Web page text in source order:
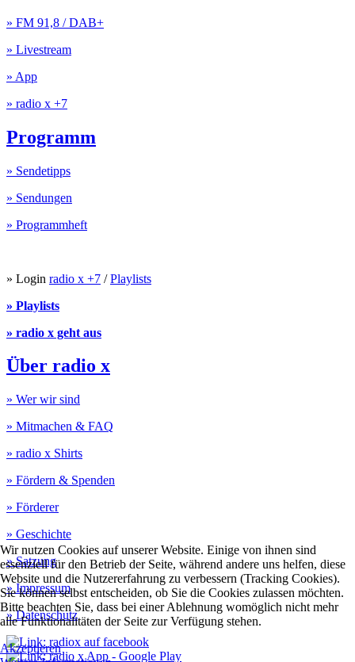
» FM 91,8 / DAB+
» Livestream
» App
» radio x +7
Programm
» Sendetipps
» Sendungen
» Programmheft
» Login radio x +7 /Playlists
» Playlists
» radio x geht aus
Über radio x
» Wer wir sind
» Mitmachen & FAQ
» radio x Shirts
» Fördern & Spenden
» Förderer
» Geschichte
» Satzung
» Impressum
» Datenschutz
Wir nutzen Cookies auf unserer Website. Einige von ihnen sind
essenziell für den Betrieb der Seite, während andere uns helfen, diese
Website und die Nutzererfahrung zu verbessern (Tracking Cookies).
Sie können selbst entscheiden, ob Sie die Cookies zulassen möchten.
Bitte beachten Sie, dass bei einer Ablehnung womöglich nicht mehr
alle Funktionalitäten der Seite zur Verfügung stehen.
Akzeptieren